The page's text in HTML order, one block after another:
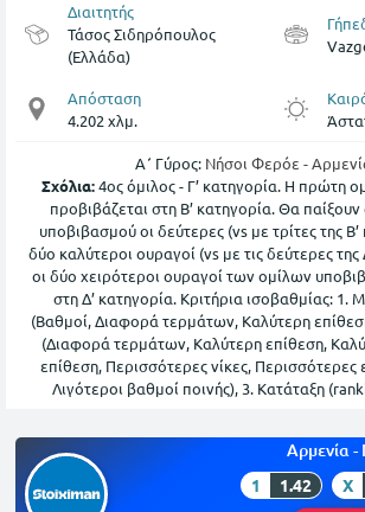
Διαιτητής
Τάσος Σιδηρόπουλος
(Ελλάδα)
Απόσταση
4.202 χλμ.
Α΄ Γύρος: Νήσοι Φερόε -
Σχόλια:4ος όμιλος - Γ’ κατηγορία. Η πρώτη
προβιβάζεται στη Β’ κατηγορία. Θα
υποβιβασμού οι δεύτερες (vs με τρίτες της Β’
δύο καλύτεροι ουραγοί (vs με τις δεύτερες
οι δύο χειρότεροι ουραγοί των ομίλων
στη Δ’ κατηγορία. Κριτήρια ισοβαθμίας: 1.
(Βαθμοί, Διαφορά τερμάτων, Καλύτερη
(Διαφορά τερμάτων, Καλύτερη επίθεση,
επίθεση, Περισσότερες νίκες, Περισσότερες
Λιγότεροι βαθμοί ποινής), 3. Κατάταξη
Αρμενία
1 1.42 X